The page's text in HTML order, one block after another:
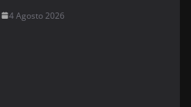
4 Agosto 2026